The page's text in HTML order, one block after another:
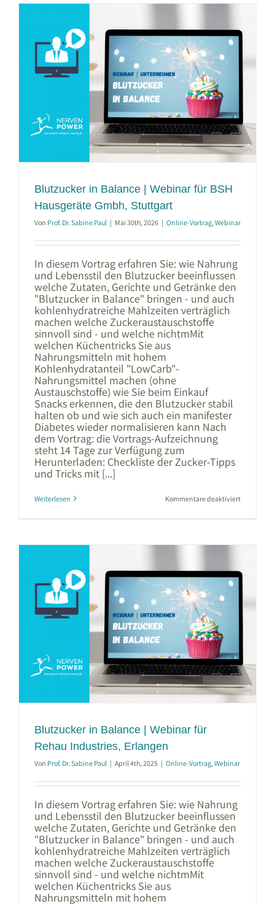
AG,
Bietigheim-
Blutzucker in Balance | Webinar für BSH
Hausgeräte Gmbh, Stuttgart
Von Prof. Dr. Sabine Paul | Mai 30th, 2026 | Online-Vortrag, Webinar
In diesem Vortrag erfahren Sie: wie Nahrung
und Lebensstil den Blutzucker beeinflussen
welche Zutaten, Gerichte und Getränke den
"Blutzucker in Balance" bringen - und auch
kohlenhydratreiche Mahlzeiten verträglich
machen welche Zuckeraustauschstoffe
sinnvoll sind - und welche nichtmMit
welchen Küchentricks Sie aus
Nahrungsmitteln mit hohem
Kohlenhydratanteil "LowCarb"-
Nahrungsmittel machen (ohne
Austauschstoffe) wie Sie beim Einkauf
Snacks erkennen, die den Blutzucker stabil
halten ob und wie sich auch ein manifester
Diabetes wieder normalisieren kann Nach
dem Vortrag: die Vortrags-Aufzeichnung
steht 14 Tage zur Verfügung zum
Herunterladen: Checkliste der Zucker-Tipps
und Tricks mit [...]
Weiterlesen Kommentare deaktiviertfür
Gmbh,
Stuttgart
Blutzucker in Balance | Webinar für
Rehau Industries, Erlangen
Von Prof. Dr. Sabine Paul | April 4th, 2025 | Online-Vortrag, Webinar
In diesem Vortrag erfahren Sie: wie Nahrung
und Lebensstil den Blutzucker beeinflussen
welche Zutaten, Gerichte und Getränke den
"Blutzucker in Balance" bringen - und auch
kohlenhydratreiche Mahlzeiten verträglich
machen welche Zuckeraustauschstoffe
sinnvoll sind - und welche nichtmMit
welchen Küchentricks Sie aus
Nahrungsmitteln mit hohem